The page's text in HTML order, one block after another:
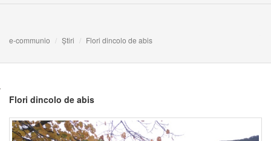
e-communio Știri Flori dincolo de abis
Flori dincolo de abis